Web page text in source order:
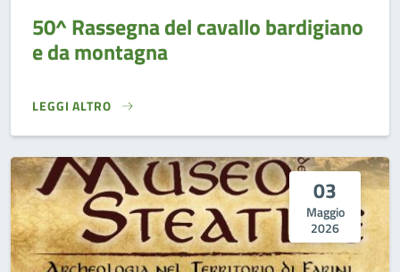
50^ Rassegna del cavallo bardigiano
e da montagna
LEGGI ALTRO
50^ RASSEGNA DEL CAVALLO BARDIGIANO E DA
03
Maggio
2026